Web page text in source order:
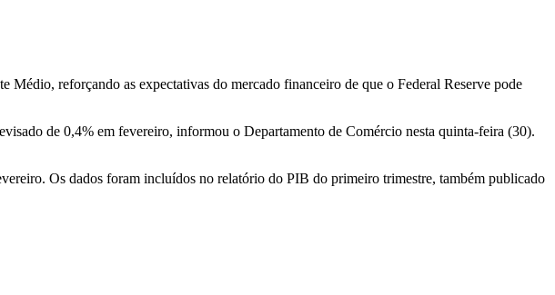
reforçando as expectativas do mercado financeiro de que o Federal Reserve pode
de 0,4% em fevereiro, informou o Departamento de Comércio nesta quinta-feira (30).
Os dados foram incluídos no relatório do PIB do primeiro trimestre, também publicado